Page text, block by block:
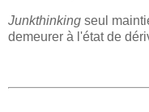
Junkthinking seul
demeurer à l'état de